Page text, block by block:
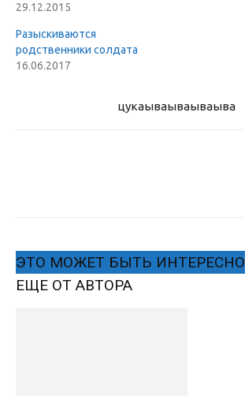
29.12.2015
Разыскиваются
родственники солдата
16.06.2017
цукаываываываыва
ЭТО МОЖЕТ БЫТЬ ИНТЕРЕСНО
ЕЩЕ ОТ АВТОРА